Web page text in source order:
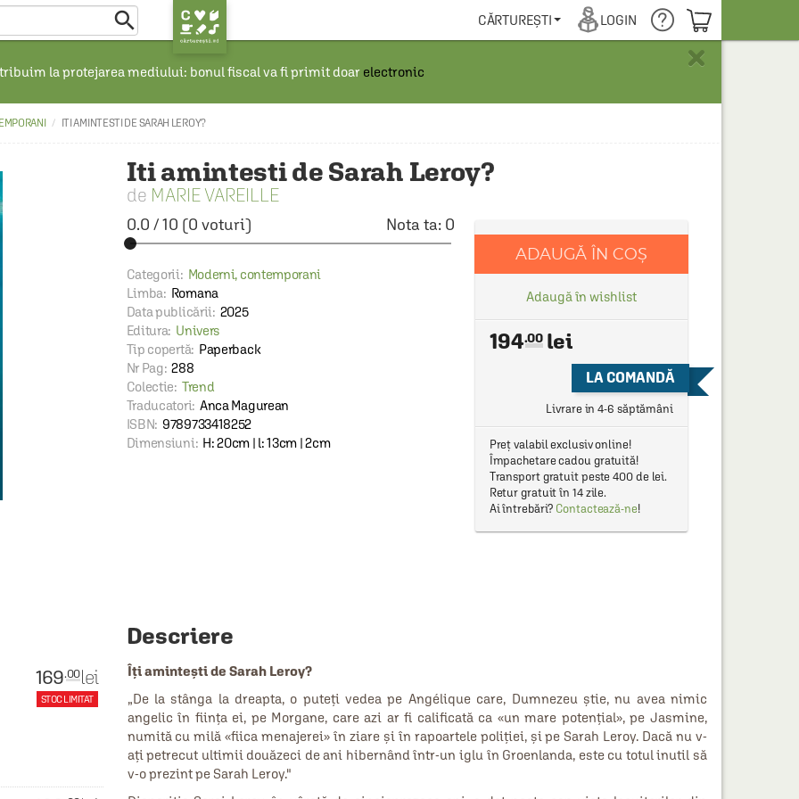
 CĂRTUREȘTI LOGIN COȘUL TĂU
×
la protejarea mediului: bonul fiscal va fi primit doar electronic
ITI AMINTESTI DE SARAH LEROY?
Iti amintesti de Sarah Leroy?
MARIE VAREILLE
0.0 /10 (0 voturi) Nota ta: 0
Categorii: Moderni, contemporani
Limba: Romana
Data publicării: 2025
Editura: Univers
Tip copertă: Paperback
Nr Pag: 288
Colectie: Trend
Traducatori: Anca Magurean
ISBN: 9789733418252
Dimensiuni: H: 20cm | l: 13cm | 2cm
ADAUGĂ ÎN COȘ
Adaugă în wishlist
194.00
LA COMANDĂ
Livrare in 4-6 săptămâni
Preț valabil exclusiv online!
Împachetare cadou gratuită!
Transport gratuit peste 400 de lei.
Retur gratuit în 14 zile.
Ai întrebări? Contactează-ne!
169.00lei
STOC LIMITAT
Descriere
Îți amintești de Sarah Leroy?
„De la stânga la dreapta, o puteți vedea pe Angélique care, Dumnezeu știe, nu avea nimic
angelic în ființa ei, pe Morgane, care azi ar fi calificată ca «un mare potențial», pe Jasmine,
numită cu milă «fiica menajerei» în ziare și în rapoartele poliției, și pe Sarah Leroy. Dacă nu v-
ați petrecut ultimii douăzeci de ani hibernând într-un iglu în Groenlanda, este cu totul inutil să
v-o prezint pe Sarah Leroy."